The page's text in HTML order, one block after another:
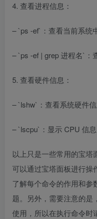
4. 查看进程信息：
– `ps -ef`：查看当前系统
– `ps -ef | grep 进程名`：
5. 查看硬件信息：
– `lshw`：查看系统硬件信
– `lscpu`：显示 CPU 信息
以上只是一些常用的宝塔
可以通过宝塔面板进行操
了解每个命令的作用和参
题。另外，需要注意的是
使用，所以在执行命令时